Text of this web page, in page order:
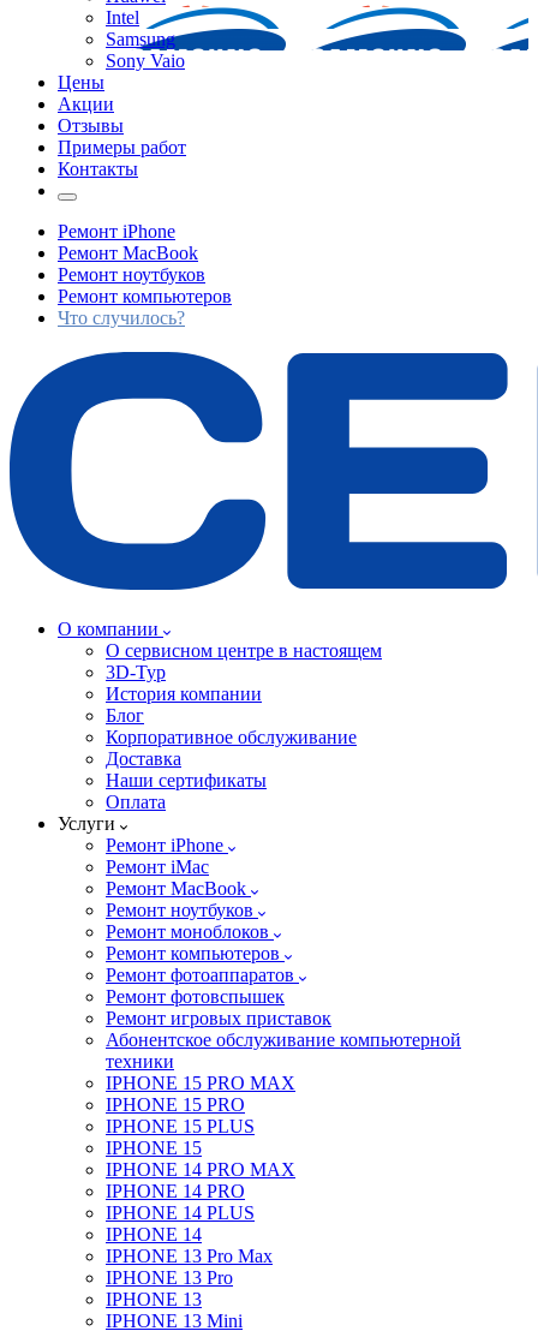
Intel
Samsung
Sony Vaio
Цены
Акции
Отзывы
Примеры работ
Контакты
Ремонт iPhone
Ремонт MacBook
Ремонт ноутбуков
Ремонт компьютеров
Что случилось?
О компании
О сервисном центре в настоящем
3D-Тур
История компании
Блог
Корпоративное обслуживание
Доставка
Наши сертификаты
Оплата
Услуги
Ремонт iPhone
Ремонт iMac
Ремонт MacBook
Ремонт ноутбуков
Ремонт моноблоков
Ремонт компьютеров
Ремонт фотоаппаратов
Ремонт фотовспышек
Ремонт игровых приставок
Абонентское обслуживание компьютерной
техники
IPHONE 15 PRO MAX
IPHONE 15 PRO
IPHONE 15 PLUS
IPHONE 15
IPHONE 14 PRO MAX
IPHONE 14 PRO
IPHONE 14 PLUS
IPHONE 14
IPHONE 13 Pro Max
IPHONE 13 Pro
IPHONE 13
IPHONE 13 Mini